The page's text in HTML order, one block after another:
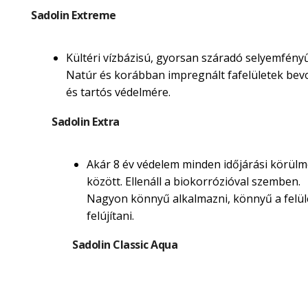
Sadolin Extreme
Kültéri vízbázisú, gyorsan száradó
Natúr és korábban impregnált fafelületek
és tartós védelmére.
Sadolin Extra
Akár 8 év védelem minden időjárási
között. Ellenáll a biokorrózióval szemben.
Nagyon könnyű alkalmazni, könnyű a
felújítani.
Sadolin Classic Aqua